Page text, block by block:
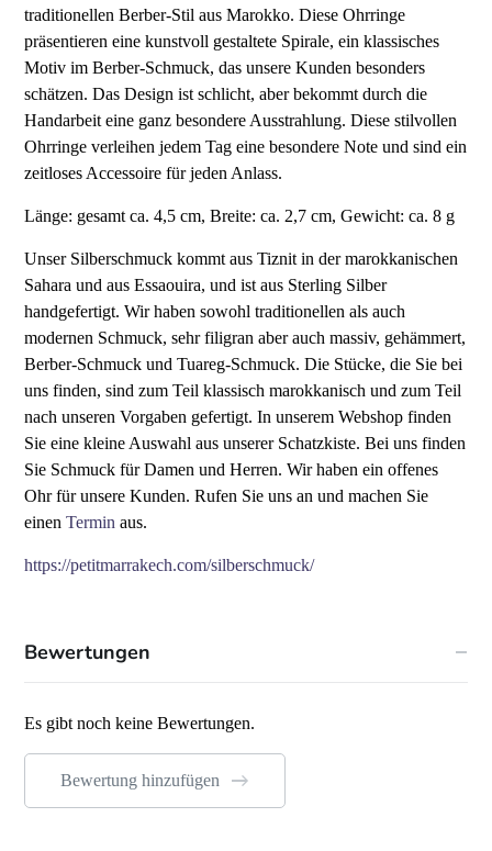
traditionellen Berber-Stil aus Marokko. Diese Ohrringe
präsentieren eine kunstvoll gestaltete Spirale, ein klassisches
Motiv im Berber-Schmuck, das unsere Kunden besonders
schätzen. Das Design ist schlicht, aber bekommt durch die
Handarbeit eine ganz besondere Ausstrahlung. Diese stilvollen
Ohrringe verleihen jedem Tag eine besondere Note und sind ein
zeitloses Accessoire für jeden Anlass.
Länge: gesamt ca. 4,5 cm, Breite: ca. 2,7 cm, Gewicht: ca. 8 g
Unser Silberschmuck kommt aus Tiznit in der marokkanischen
Sahara und aus Essaouira, und ist aus Sterling Silber
handgefertigt. Wir haben sowohl traditionellen als auch
modernen Schmuck, sehr filigran aber auch massiv, gehämmert,
Berber-Schmuck und Tuareg-Schmuck. Die Stücke, die Sie bei
uns finden, sind zum Teil klassisch marokkanisch und zum Teil
nach unseren Vorgaben gefertigt. In unserem Webshop finden
Sie eine kleine Auswahl aus unserer Schatzkiste. Bei uns finden
Sie Schmuck für Damen und Herren. Wir haben ein offenes
Ohr für unsere Kunden. Rufen Sie uns an und machen Sie
einenTermin aus.
https://petitmarrakech.com/silberschmuck/
Bewertungen
Es gibt noch keine Bewertungen.
Bewertung hinzufügen